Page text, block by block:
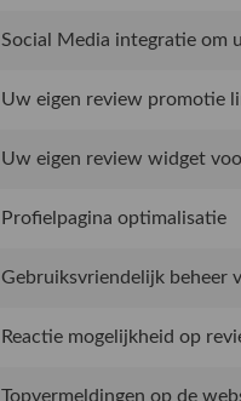
Social Media integratie om
Uw eigen review promotie
Uw eigen review widget
Profielpagina optimalisatie
Gebruiksvriendelijk beheer
Reactie mogelijkheid op
Topvermeldingen op de